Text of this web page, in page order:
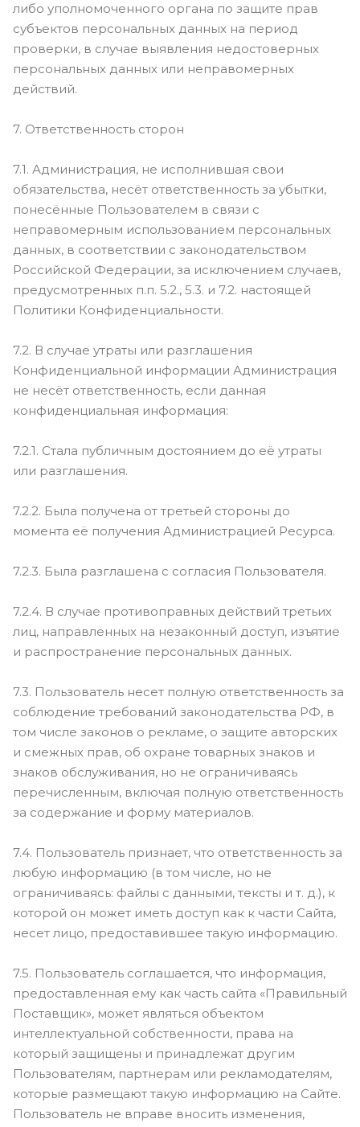
либо уполномоченного органа по защите прав
субъектов персональных данных на период
проверки, в случае выявления недостоверных
персональных данных или неправомерных
действий.
7. Ответственность сторон
7.1. Администрация, не исполнившая свои
обязательства, несёт ответственность за убытки,
понесённые Пользователем в связи с
неправомерным использованием персональных
данных, в соответствии с законодательством
Российской Федерации, за исключением случаев,
предусмотренных п.п. 5.2., 5.3. и 7.2. настоящей
Политики Конфиденциальности.
7.2. В случае утраты или разглашения
Конфиденциальной информации Администрация
не несёт ответственность, если данная
конфиденциальная информация:
7.2.1. Стала публичным достоянием до её утраты
или разглашения.
7.2.2. Была получена от третьей стороны до
момента её получения Администрацией Ресурса.
7.2.3. Была разглашена с согласия Пользователя.
7.2.4. В случае противоправных действий третьих
лиц, направленных на незаконный доступ, изъятие
и распространение персональных данных.
7.3. Пользователь несет полную ответственность за
соблюдение требований законодательства РФ, в
том числе законов о рекламе, о защите авторских
и смежных прав, об охране товарных знаков и
знаков обслуживания, но не ограничиваясь
перечисленным, включая полную ответственность
за содержание и форму материалов.
7.4. Пользователь признает, что ответственность за
любую информацию (в том числе, но не
ограничиваясь: файлы с данными, тексты и т. д.), к
которой он может иметь доступ как к части Сайта,
несет лицо, предоставившее такую информацию.
7.5. Пользователь соглашается, что информация,
предоставленная ему как часть сайта «Правильный
Поставщик», может являться объектом
интеллектуальной собственности, права на
который защищены и принадлежат другим
Пользователям, партнерам или рекламодателям,
которые размещают такую информацию на Сайте.
Пользователь не вправе вносить изменения,